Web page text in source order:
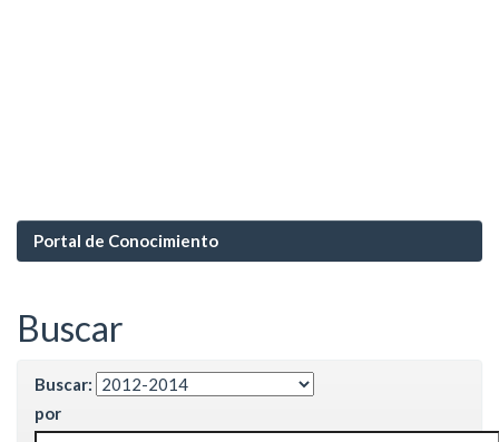
Portal de Conocimiento
Buscar
Buscar:
por